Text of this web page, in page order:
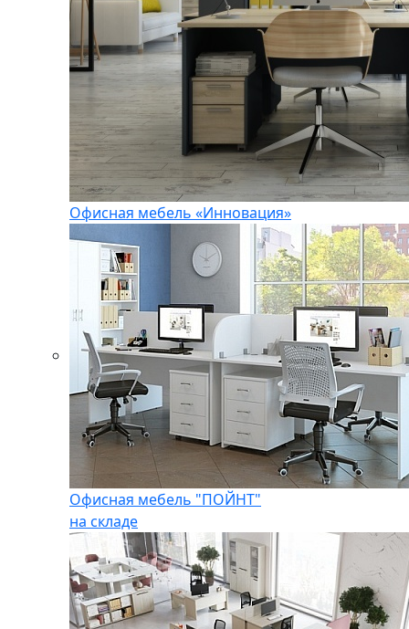
Офисная мебель «Инновация»
Офисная мебель "ПОЙНТ"
на складе